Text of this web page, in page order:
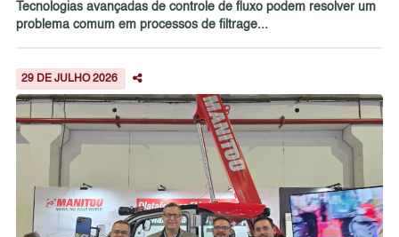
Tecnologias avançadas de controle de fluxo podem resolver um
problema comum em processos de filtrage...
29 DE JULHO 2026